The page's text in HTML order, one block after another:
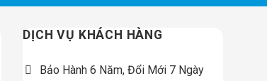
DỊCH VỤ KHÁCH HÀNG
Bảo Hành 6 Năm, Đổi Mới 7 Ngày